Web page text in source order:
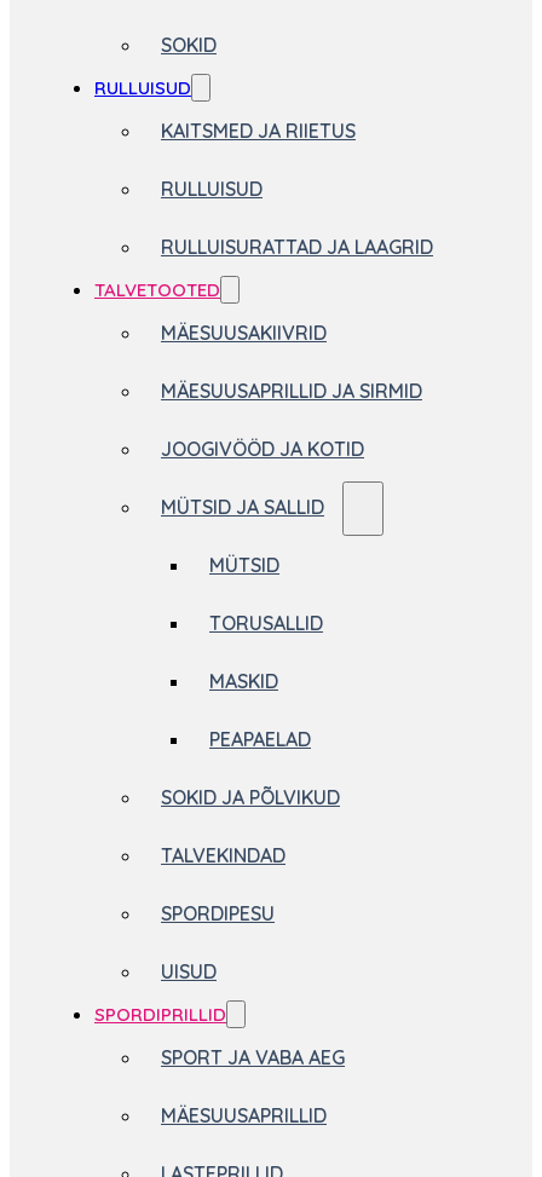
SOKID
RULLUISUD
KAITSMED JA RIIETUS
RULLUISUD
RULLUISURATTAD JA LAAGRID
TALVETOOTED
MÄESUUSAKIIVRID
MÄESUUSAPRILLID JA SIRMID
JOOGIVÖÖD JA KOTID
MÜTSID JA SALLID
MÜTSID
TORUSALLID
MASKID
PEAPAELAD
SOKID JA PÕLVIKUD
TALVEKINDAD
SPORDIPESU
UISUD
SPORDIPRILLID
SPORT JA VABA AEG
MÄESUUSAPRILLID